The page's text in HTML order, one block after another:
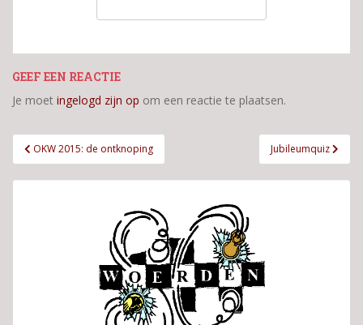
GEEF EEN REACTIE
Je moet ingelogd zijn op om een reactie te plaatsen.
Bericht
navigatie
OKW 2015: de ontknoping Jubileumquiz